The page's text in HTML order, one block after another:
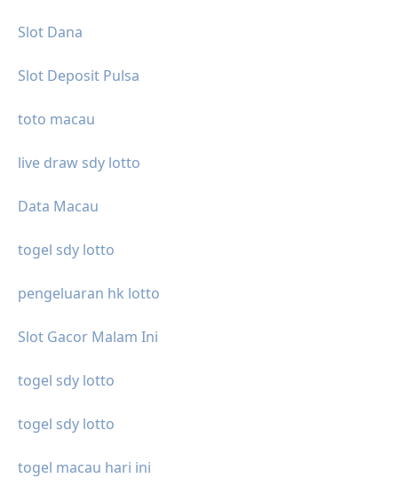
Slot Dana
Slot Deposit Pulsa
toto macau
live draw sdy lotto
Data Macau
togel sdy lotto
pengeluaran hk lotto
Slot Gacor Malam Ini
togel sdy lotto
togel sdy lotto
togel macau hari ini